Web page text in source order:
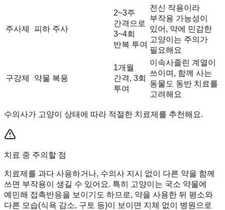
주사제 피하 주사
2~3주
간격으로
3~4회
반복 투여
전신 작용이라
부작용 가능성이
있어, 약에 민감한
고양이는 주의가
필요해요
구강제 약물 복용
1개월
간격, 3회
투여
이속사졸린 계열이
쓰이며, 함께 사는
동물도 동반 치료를
고려해요
수의사가 고양이 상태에 따라 적절한 치료제를 추천해요.
치료 중 주의할 점
치료제를 과다 사용하거나, 수의사 지시 없이 다른 약을 함께
쓰면 부작용이 생길 수 있어요. 특히 고양이는 국소 약물에
예민해 접촉반응을 보이기도 하므로, 약을 사용한 뒤 평소와
다른 모습(식욕 감소, 구토 등)이 보이면 지체 없이 병원으로